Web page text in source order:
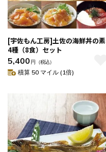
[宇佐もん工房]土佐の海鮮丼の素
4種（8食）セット
5,400 円 （税込）
積算 50 マイル (1倍)